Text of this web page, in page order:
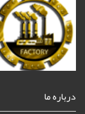
درباره ما